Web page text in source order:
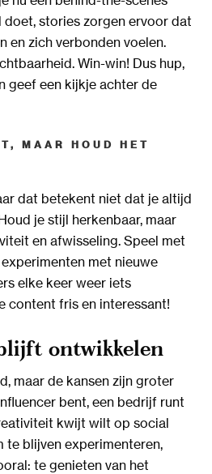
stories zorgen ervoor dat
en zich verbonden voelen.
Win-win! Dus hup,
geef een kijkje achter de
MAAR HOUD HET
dat betekent niet dat je altijd
je stijl herkenbaar, maar
en afwisseling. Speel met
met nieuwe
elke keer weer iets
content fris en interessant!
ontwikkelen
maar de kansen zijn groter
bent, een bedrijf runt
kwijt wilt op social
te blijven experimenteren,
te genieten van het